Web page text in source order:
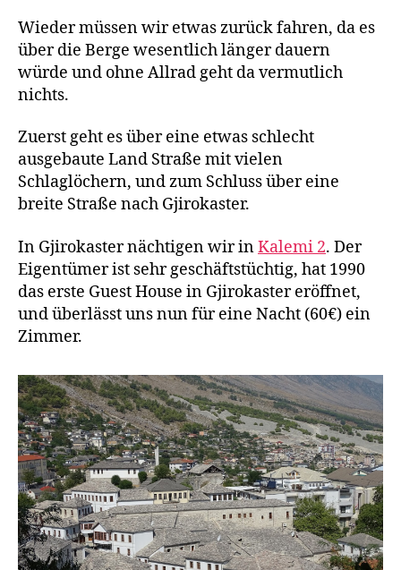
Wieder müssen wir etwas zurück fahren, da es
über die Berge wesentlich länger dauern
würde und ohne Allrad geht da vermutlich
nichts.
Zuerst geht es über eine etwas schlecht
ausgebaute Land Straße mit vielen
Schlaglöchern, und zum Schluss über eine
breite Straße nach Gjirokaster.
In Gjirokaster nächtigen wir inKalemi 2. Der
Eigentümer ist sehr geschäftstüchtig, hat 1990
das erste Guest House in Gjirokaster eröffnet,
und überlässt uns nun für eine Nacht (60€) ein
Zimmer.